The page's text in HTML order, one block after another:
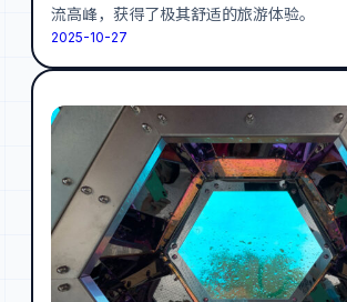
流高峰，获得了极其舒适的旅游体验。
2025-10-27